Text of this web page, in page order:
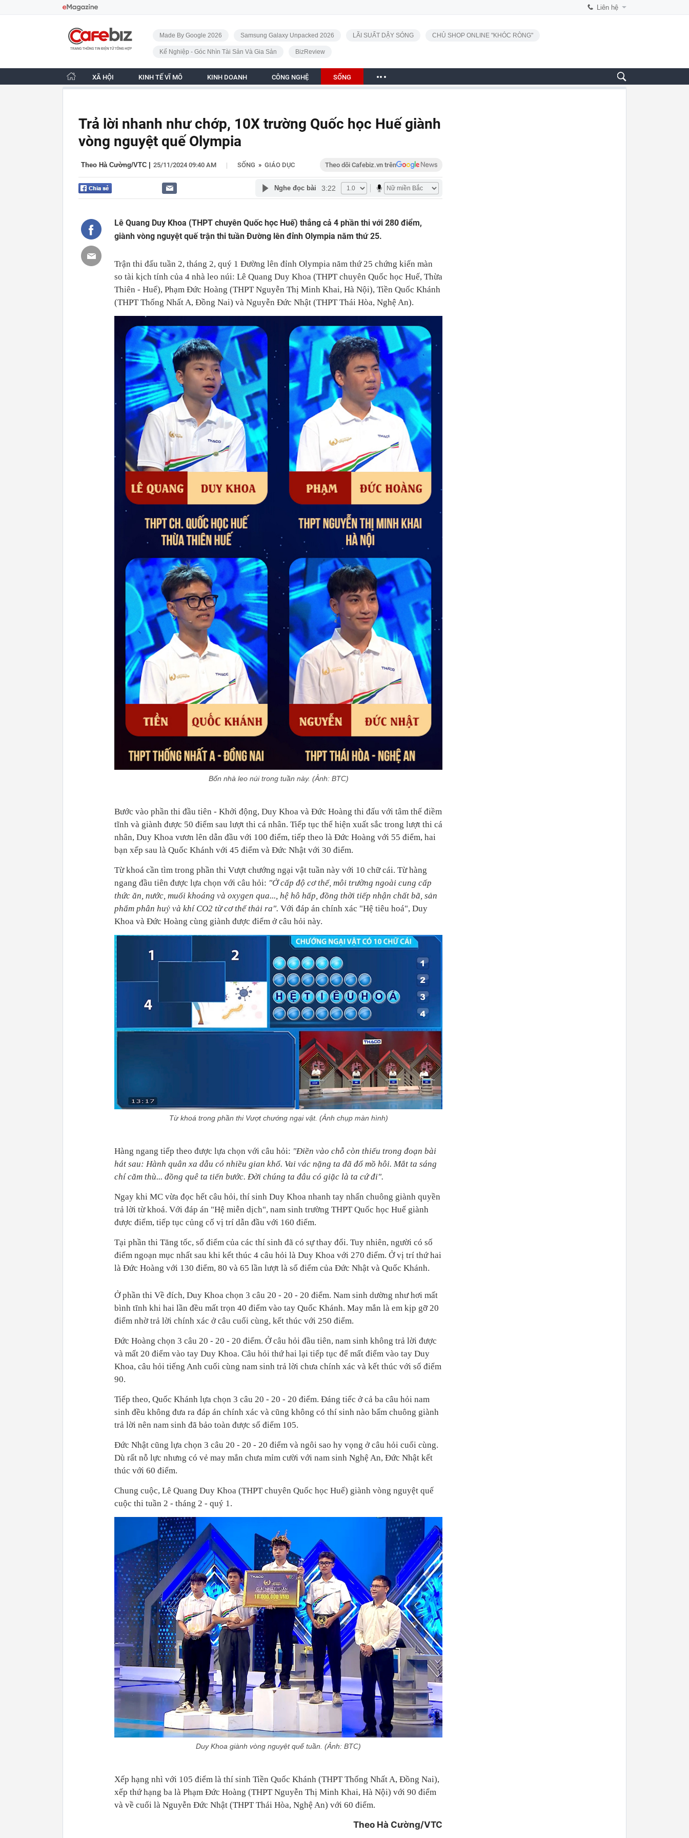
Liên hệ
CafeBiz - Trang chủ
Made By Google 2026 Samsung Galaxy Unpacked 2026 LÃI SUẤT DẬY SÓNG CHỦ SHOP ONLINE "KHÓC RÒNG"
Kế Nghiệp - Góc Nhìn Tài Sản Và Gia Sản BizReview
XÃ HỘI KINH TẾ VĨ MÔ KINH DOANH CÔNG NGHỆ SỐNG
Trả lời nhanh như chớp, 10X trường Quốc học Huế giành
vòng nguyệt quế Olympia
Theo Hà Cường/VTC 25/11/2024 09:40 AM | SỐNG » GIÁO DỤC Theo dõi Cafebiz.vn trên
Nghe đọc bài 3:22
Lê Quang Duy Khoa (THPT chuyên Quốc học Huế) thắng cả 4 phần thi với 280 điểm,
giành vòng nguyệt quế trận thi tuần Đường lên đỉnh Olympia năm thứ 25.
Trận thi đấu tuần 2, tháng 2, quý 1 Đường lên đỉnh Olympia năm thứ 25 chứng kiến màn
so tài kịch tính của 4 nhà leo núi: Lê Quang Duy Khoa (THPT chuyên Quốc học Huế, Thừa
Thiên - Huế), Phạm Đức Hoàng (THPT Nguyễn Thị Minh Khai, Hà Nội), Tiền Quốc Khánh
(THPT Thống Nhất A, Đồng Nai) và Nguyễn Đức Nhật (THPT Thái Hòa, Nghệ An).
Bốn nhà leo núi trong tuần này. (Ảnh: BTC)
Bước vào phần thi đầu tiên - Khởi động, Duy Khoa và Đức Hoàng thi đấu với tâm thế điềm
tĩnh và giành được 50 điểm sau lượt thi cá nhân. Tiếp tục thể hiện xuất sắc trong lượt thi cá
nhân, Duy Khoa vươn lên dẫn đầu với 100 điểm, tiếp theo là Đức Hoàng với 55 điểm, hai
bạn xếp sau là Quốc Khánh với 45 điểm và Đức Nhật với 30 điểm.
Từ khoá cần tìm trong phần thi Vượt chướng ngại vật tuần này với 10 chữ cái. Từ hàng
ngang đầu tiên được lựa chọn với câu hỏi: "Ở cấp độ cơ thể, môi trường ngoài cung cấp
thức ăn, nước, muối khoáng và oxygen qua..., hệ hô hấp, đồng thời tiếp nhận chất bã, sản
phẩm phân huỷ và khí CO2 từ cơ thể thải ra". Với đáp án chính xác "Hệ tiêu hoá", Duy
Khoa và Đức Hoàng cùng giành được điểm ở câu hỏi này.
Từ khoá trong phần thi Vượt chướng ngại vật. (Ảnh chụp màn hình)
Hàng ngang tiếp theo được lựa chọn với câu hỏi: "Điền vào chỗ còn thiếu trong đoạn bài
hát sau: Hành quân xa dẫu có nhiều gian khổ. Vai vác nặng ta đã đổ mồ hôi. Mắt ta sáng
chí căm thù... đồng quê ta tiến bước. Đời chúng ta đâu có giặc là ta cứ đi".
Ngay khi MC vừa đọc hết câu hỏi, thí sinh Duy Khoa nhanh tay nhấn chuông giành quyền
trả lời từ khoá. Với đáp án "Hệ miễn dịch", nam sinh trường THPT Quốc học Huế giành
được điểm, tiếp tục củng cố vị trí dẫn đầu với 160 điểm.
Tại phần thi Tăng tốc, số điểm của các thí sinh đã có sự thay đổi. Tuy nhiên, người có số
điểm ngoạn mục nhất sau khi kết thúc 4 câu hỏi là Duy Khoa với 270 điểm. Ở vị trí thứ hai
là Đức Hoàng với 130 điểm, 80 và 65 lần lượt là số điểm của Đức Nhật và Quốc Khánh.
Ở phần thi Về đích, Duy Khoa chọn 3 câu 20 - 20 - 20 điểm. Nam sinh dường như hơi mất
bình tĩnh khi hai lần đều mất trọn 40 điểm vào tay Quốc Khánh. May mắn là em kịp gỡ 20
điểm nhờ trả lời chính xác ở câu cuối cùng, kết thúc với 250 điểm.
Đức Hoàng chọn 3 câu 20 - 20 - 20 điểm. Ở câu hỏi đầu tiên, nam sinh không trả lời được
và mất 20 điểm vào tay Duy Khoa. Câu hỏi thứ hai lại tiếp tục để mất điểm vào tay Duy
Khoa, câu hỏi tiếng Anh cuối cùng nam sinh trả lời chưa chính xác và kết thúc với số điểm
90.
Tiếp theo, Quốc Khánh lựa chọn 3 câu 20 - 20 - 20 điểm. Đáng tiếc ở cả ba câu hỏi nam
sinh đều không đưa ra đáp án chính xác và cũng không có thí sinh nào bấm chuông giành
trả lời nên nam sinh đã bảo toàn được số điểm 105.
Đức Nhật cũng lựa chọn 3 câu 20 - 20 - 20 điểm và ngôi sao hy vọng ở câu hỏi cuối cùng.
Dù rất nỗ lực nhưng có vẻ may mắn chưa mỉm cười với nam sinh Nghệ An, Đức Nhật kết
thúc với 60 điểm.
Chung cuộc, Lê Quang Duy Khoa (THPT chuyên Quốc học Huế) giành vòng nguyệt quế
cuộc thi tuần 2 - tháng 2 - quý 1.
Duy Khoa giành vòng nguyệt quế tuần. (Ảnh: BTC)
Xếp hạng nhì với 105 điểm là thí sinh Tiền Quốc Khánh (THPT Thống Nhất A, Đồng Nai),
xếp thứ hạng ba là Phạm Đức Hoàng (THPT Nguyễn Thị Minh Khai, Hà Nội) với 90 điểm
và về cuối là Nguyễn Đức Nhật (THPT Thái Hòa, Nghệ An) với 60 điểm.
Theo Hà Cường/VTC